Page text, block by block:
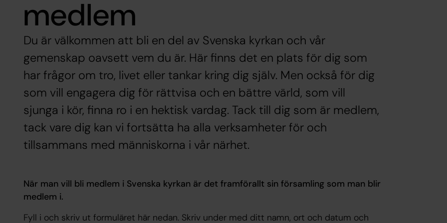
medlem
Du är välkommen att bli en del av Svenska kyrkan och vår
gemenskap oavsett vem du är. Här finns det en plats för dig som
har frågor om tro, livet eller tankar kring dig själv. Men också för dig
som vill engagera dig för rättvisa och en bättre värld, som vill
sjunga i kör, finna ro i en hektisk vardag. Tack till dig som är medlem,
tack vare dig kan vi fortsätta ha alla verksamheter för och
tillsammans med människorna i vår närhet.
När man vill bli medlem i Svenska kyrkan är det framförallt sin församling som man blir
medlem i.
Fyll i och skriv ut formuläret här nedan. Skriv under med ditt namn, ort och datum och